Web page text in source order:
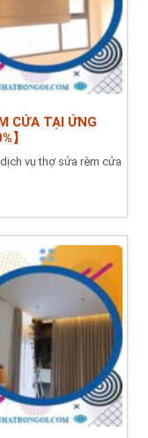
CỬA TẠI ỨNG
】
vụ thợ sửa rèm cửa